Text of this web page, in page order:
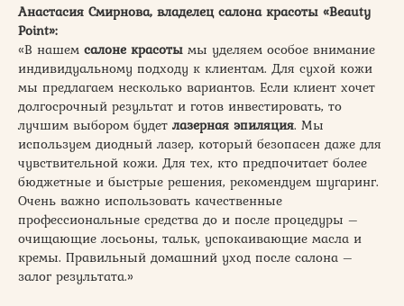
Анастасия Смирнова, владелец салона красоты «Beauty
Point»:
«В нашем салоне красоты мы уделяем особое внимание
индивидуальному подходу к клиентам. Для сухой кожи
мы предлагаем несколько вариантов. Если клиент хочет
долгосрочный результат и готов инвестировать, то
лучшим выбором будет лазерная эпиляция. Мы
используем диодный лазер, который безопасен даже для
чувствительной кожи. Для тех, кто предпочитает более
бюджетные и быстрые решения, рекомендуем шугаринг.
Очень важно использовать качественные
профессиональные средства до и после процедуры –
очищающие лосьоны, тальк, успокаивающие масла и
кремы. Правильный домашний уход после салона –
залог результата.»